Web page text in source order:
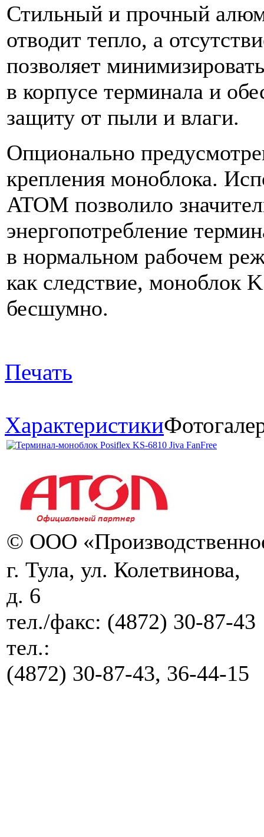
Стильный и прочный
отводит тепло, а
позволяет
в корпусе терминала и
защиту от пыли и влаги.
Опционально
крепления моноблока.
ATOM позволило
энергопотребление
в нормальном рабочем
как следствие, моноблок
бесшумно.
Печать
Характеристики
© ООО
г. Тула, ул. Колетвинова,
д. 6
тел./факс: (4872) 30-87-43
тел.:
(4872) 30-87-43, 36-44-15